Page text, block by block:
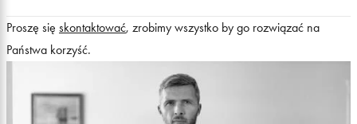
Proszę się skontaktować, zrobimy wszystko by go rozwiązać na
Państwa korzyść.